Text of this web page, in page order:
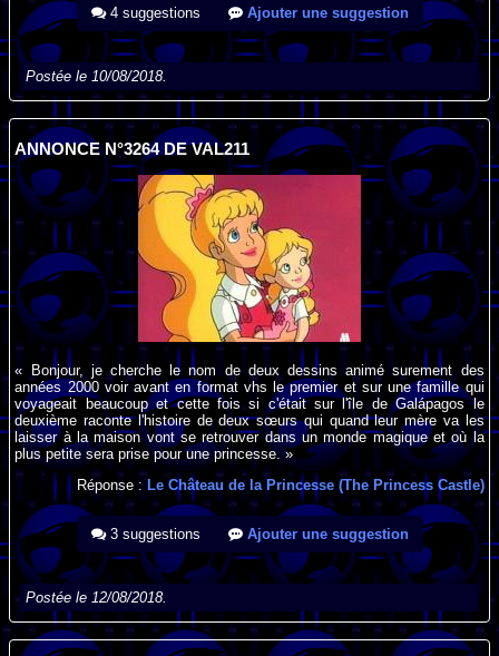
4 suggestions Ajouter une suggestion
Postée le 10/08/2018.
ANNONCE N°3264 DE VAL211
« Bonjour, je cherche le nom de deux dessins animé surement des
années 2000 voir avant en format vhs le premier et sur une famille qui
voyageait beaucoup et cette fois si c'était sur l'île de Galápagos le
deuxième raconte l'histoire de deux sœurs qui quand leur mère va les
laisser à la maison vont se retrouver dans un monde magique et où la
plus petite sera prise pour une princesse. »
Réponse : Le Château de la Princesse (The Princess Castle)
3 suggestions Ajouter une suggestion
Postée le 12/08/2018.